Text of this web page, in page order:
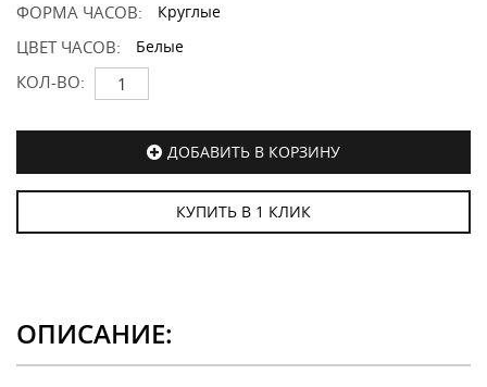
ФОРМА ЧАСОВ: Круглые
ЦВЕТ ЧАСОВ: Белые
КОЛ-ВО:
ДОБАВИТЬ В КОРЗИНУ
КУПИТЬ В 1 КЛИК
ОПИСАНИЕ: